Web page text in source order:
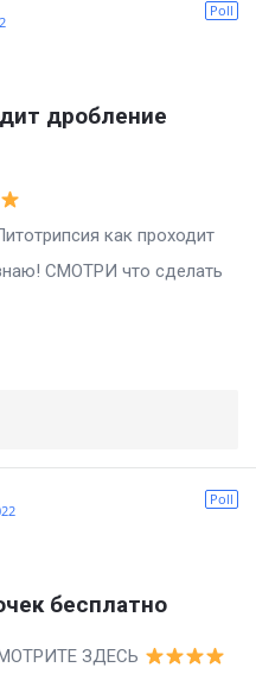
Poll
дробление
как проходит
СМОТРИ что сделать
Poll
бесплатно
ЗДЕСЬ